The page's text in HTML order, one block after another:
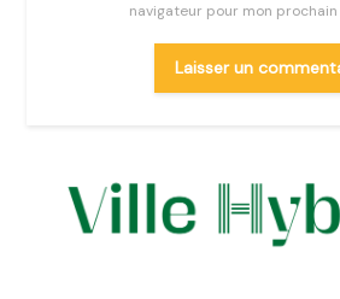
navigateur pour mon